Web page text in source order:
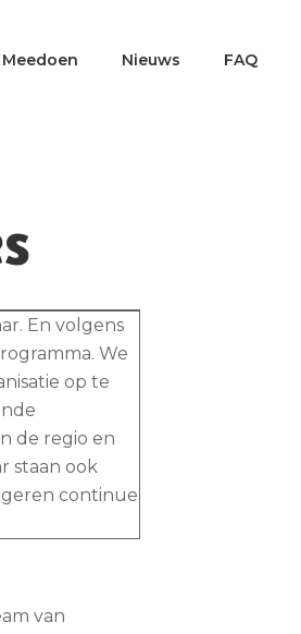
Meedoen Nieuws FAQ
En volgens
We
op te
de regio en
staan ook
continue
van